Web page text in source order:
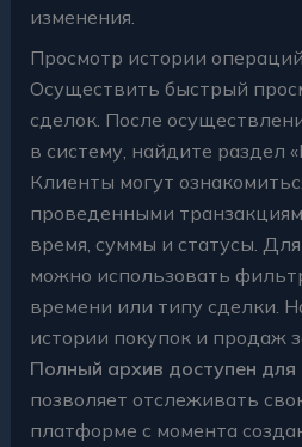
изменения.
Просмотр истории операций
Осуществить быстрый
сделок. После
в систему, найдите раздел
Клиенты могут
проведенными
время, суммы и статусы.
можно использовать
времени или типу сделки.
истории покупок и продаж
Полный архив доступен для
позволяет отслеживать
платформе с момента